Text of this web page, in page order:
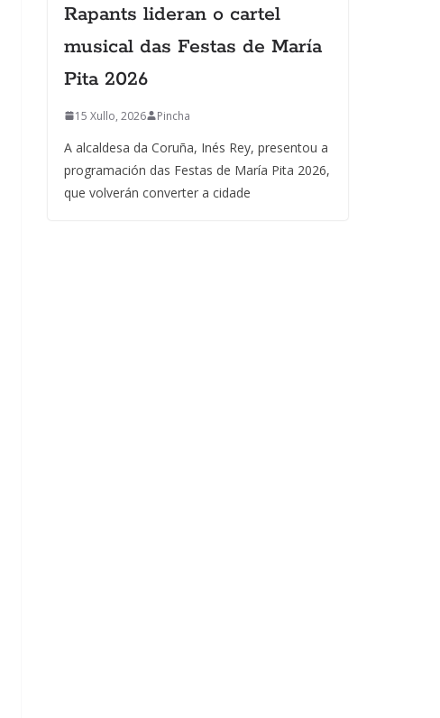
Rapants lideran o cartel
musical das Festas de María
Pita 2026
15 Xullo, 2026 Pincha
A alcaldesa da Coruña, Inés Rey, presentou a
programación das Festas de María Pita 2026,
que volverán converter a cidade